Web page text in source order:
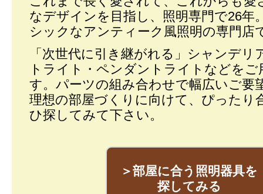
なデザインを目指し、照明専門で26年
シックなアンティーク風照明の専門店
「次世代に引き継がれる」シャンデリ
トライト・ペンダントライトなどを
す。パーツの組み合わせで幅広いご要
理想の部屋づくりに向けて、ぴったり
ひ探してみて下さい。
＞部屋に合う照明器具を
探してみる